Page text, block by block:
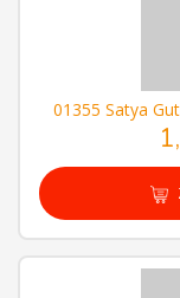
01355 Satya